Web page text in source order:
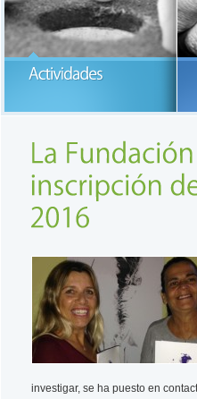
investigar, se ha puesto en